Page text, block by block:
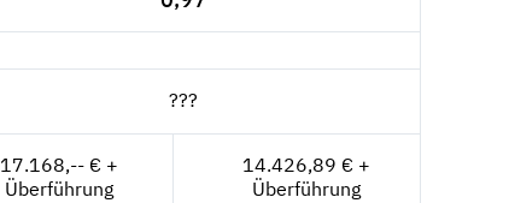
???
17.168,-- € +
Überführung
14.426,89 € +
Überführung